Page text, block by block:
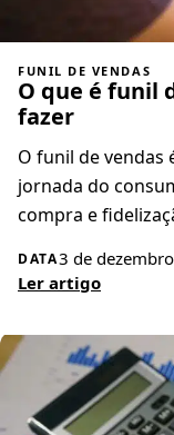
FUNIL DE VENDAS
O que é funil
fazer
O funil de vendas
jornada do
compra e
DATA3 de
Ler artigo